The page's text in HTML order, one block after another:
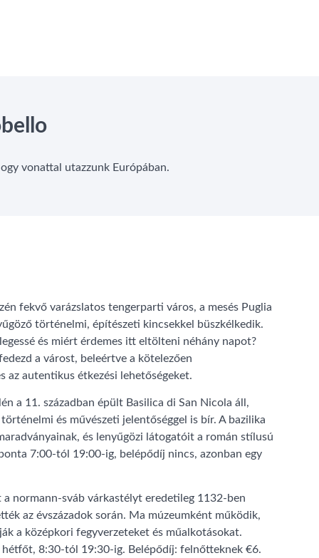
vonattal utazzunk Európában.
fekvő varázslatos tengerparti város, a mesés Puglia
történelmi, építészeti kincsekkel büszkélkedik.
és miért érdemes itt eltölteni néhány napot?
a várost, beleértve a kötelezően
az autentikus étkezési lehetőségeket.
a 11. században épült Basilica di San Nicola áll,
és művészeti jelentőséggel is bír. A bazilika
és lenyűgözi látogatóit a román stílusú
7:00-tól 19:00-ig, belépődíj nincs, azonban egy
a normann-sváb várkastélyt eredetileg 1132-ben
az évszázadok során. Ma múzeumként működik,
a középkori fegyverzeteket és műalkotásokat.
8:30-tól 19:30-ig. Belépődíj: felnőtteknek €6.